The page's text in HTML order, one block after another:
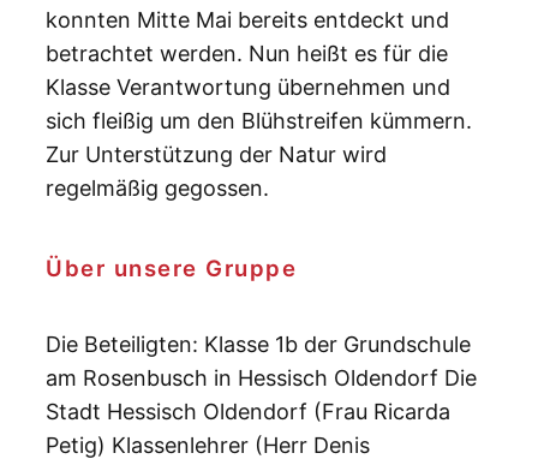
konnten Mitte Mai bereits entdeckt und
betrachtet werden. Nun heißt es für die
Klasse Verantwortung übernehmen und
sich fleißig um den Blühstreifen kümmern.
Zur Unterstützung der Natur wird
regelmäßig gegossen.
Über unsere Gruppe
Die Beteiligten: Klasse 1b der Grundschule
am Rosenbusch in Hessisch Oldendorf Die
Stadt Hessisch Oldendorf (Frau Ricarda
Petig) Klassenlehrer (Herr Denis